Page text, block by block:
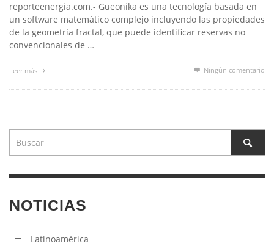
reporteenergia.com.- Gueonika es una tecnología basada en
un software matemático complejo incluyendo las propiedades
de la geometría fractal, que puede identificar reservas no
convencionales de …
Leer más Ningún comentario
NOTICIAS
Latinoamérica